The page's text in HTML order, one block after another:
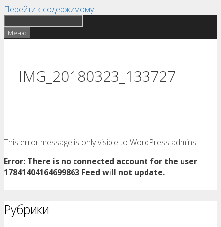
Перейти к содержимому
Меню
IMG_20180323_133727
This error message is only visible to WordPress admins
Error: There is no connected account for the user
17841404164699863 Feed will not update.
Рубрики